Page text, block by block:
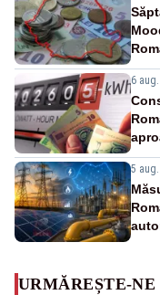
6
5
URMĂREȘTE-NE